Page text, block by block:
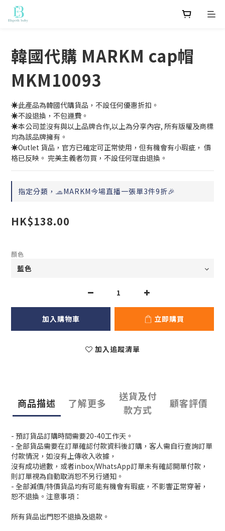
韓國代購 MARKM cap帽
MKM10093
☀️此產品為韓國代購貨品，不設任何優惠折扣。
☀️不設退換，不包運費。
☀️本公司並沒有與以上品牌合作,以上為分享內容, 所有版權及商標
均為該品牌擁有。
☀️Outlet 貨品，官方已確定可正常使用，但有機會有小瑕疵， 價
格已反映。 完美主義者勿買，不設任何理由退換。
指定分類，🧢MARKM今場直播一張單3件9折🎉
HK$138.00
顏色
加入購物車 立即購買
加入追蹤清單
商品描述 了解更多
送貨及付
款方式
顧客評價
- 預訂貨品訂購時間需要20-40工作天。
- 全部貨品需要在訂單確認付款資料後訂購，客人需自行查詢訂單
付款情況，如沒有上傳收入收據，
沒有成功過數，或者inbox/WhatsApp訂單未有確認開單付款，
則訂單視為自動取消恕不另行通知。
- 全部減價/特價貨品均有可能有機會有瑕疵，不影響正常穿著，
恕不退換。注意事項：
所有貨品出門恕不退換及退款。